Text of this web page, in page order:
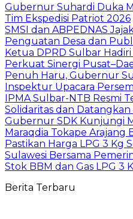
Gubernur Suhardi Duka
Tim Ekspedisi Patriot 2026
SMSI dan ABPEDNAS
Penguatan Desa dan
Ketua DPRD Sulbar
Perkuat Sinergi
Penuh Haru, Gubernur
Inspektur Upacara
IPMA Sulbar-NTB Resmi
Solidaritas dan Datangkan
Gubernur SDK Kunjungi
Maraqdia Tokape Arajang
Pastikan Harga LPG 3 Kg
Sulawesi Bersama
Stok BBM dan Gas LPG 3
Berita Terbaru